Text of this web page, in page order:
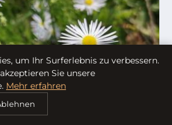
um Ihr Surferlebnis zu verbessern.
Sie unsere
Mehr erfahren